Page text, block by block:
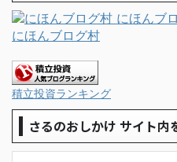
にほんブログ村
積立投資ランキング
さるのおしかけ サイト内